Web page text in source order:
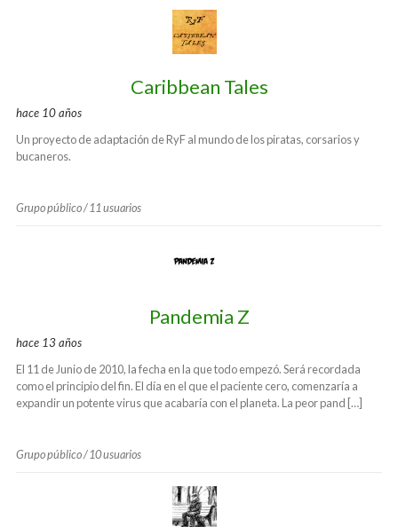
Caribbean Tales
hace 10 años
Un proyecto de adaptación de RyF al mundo de los piratas, corsarios y
bucaneros.
Grupo público / 11 usuarios
Pandemia Z
hace 13 años
El 11 de Junio de 2010, la fecha en la que todo empezó. Será recordada
como el principio del fin. El día en el que el paciente cero, comenzaría a
expandir un potente virus que acabaría con el planeta. La peor pand […]
Grupo público / 10 usuarios